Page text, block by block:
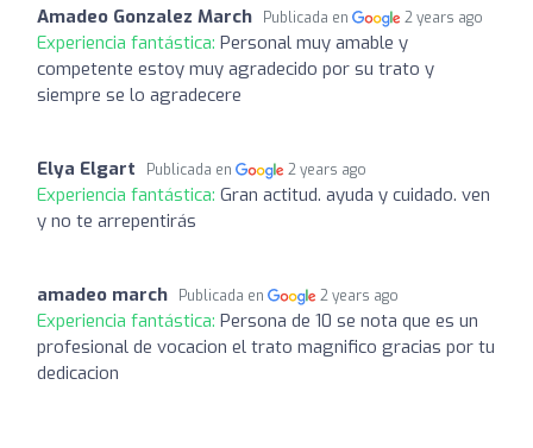
Amadeo Gonzalez March Publicada en 2 years ago
Experiencia fantástica: Personal muy amable y
competente estoy muy agradecido por su trato y
siempre se lo agradecere
Elya Elgart Publicada en 2 years ago
Experiencia fantástica: Gran actitud. ayuda y cuidado. ven
y no te arrepentirás
amadeo march Publicada en 2 years ago
Experiencia fantástica: Persona de 10 se nota que es un
profesional de vocacion el trato magnifico gracias por tu
dedicacion